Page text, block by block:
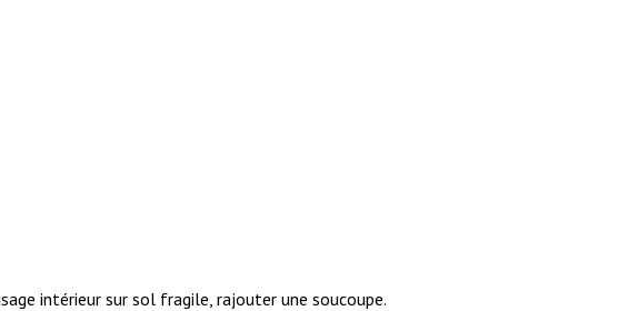
intérieur sur sol fragile, rajouter une soucoupe.